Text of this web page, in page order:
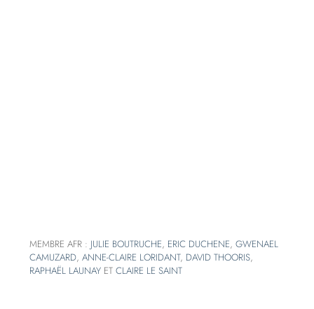
MEMBRE AFR : JULIE BOUTRUCHE, ERIC DUCHENE,GWENAEL
CAMUZARD,ANNE-CLAIRE LORIDANT, DAVID THOORIS,
RAPHAËL LAUNAY ETCLAIRE LE SAINT